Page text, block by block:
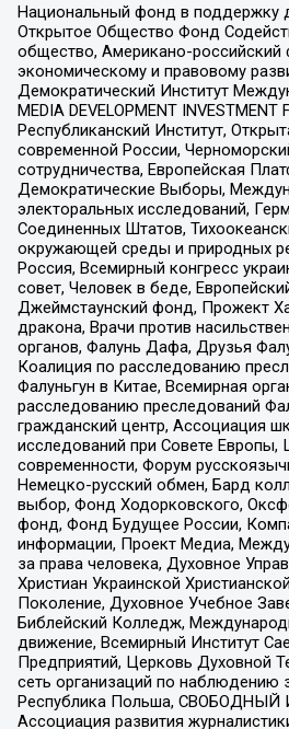
Национальный фонд в поддержку
Открытое Общество Фонд
общество, Американо-российский
экономическому и правовому
Демократический Институт
MEDIA DEVELOPMENT
Республиканский Институт,
современной России,
сотрудничества, Европейская
Демократические Выборы,
электоральных исследований,
Соединенных Штатов,
окружающей среды и природных
Россия, Всемирный конгресс
совет, Человек в беде,
Джеймстаунский фонд, Прожект
дракона, Врачи против
органов, Фалунь Дафа, Друзья
Коалиция по расследованию
Фалуньгун в Китае, Всемирная
расследованию преследований
гражданский центр, Ассоциация
исследований при Совете Европы,
современности, Форум
Немецко-русский обмен, Бард
выбор, Фонд Ходорковского,
фонд, Фонд Будущее России,
информации, Проект Медиа,
за права человека, Духовное
Христиан Украинской
Поколение, Духовное Учебное
Библейский Колледж,
движение, Всемирный Институт
Предприятий, Церковь Духовной
сеть организаций по наблюдению
Республика Польша, СВОБОДНЫЙ
Ассоциация развития